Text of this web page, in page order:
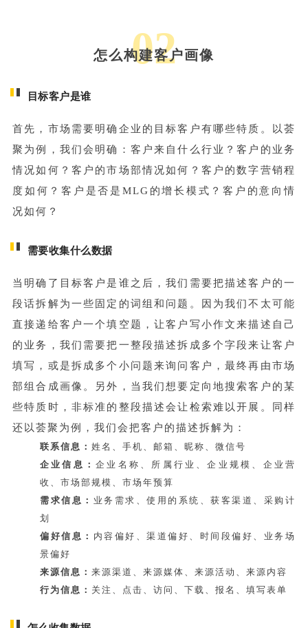
02
怎么构建客户画像
目标客户是谁
首先，市场需要明确企业的目标客户有哪些特质。以荟
聚为例，我们会明确：客户来自什么行业？客户的业务
情况如何？客户的市场部情况如何？客户的数字营销程
度如何？客户是否是MLG的增长模式？客户的意向情
况如何？
需要收集什么数据
当明确了目标客户是谁之后，我们需要把描述客户的一
段话拆解为一些固定的词组和问题。因为我们不太可能
直接递给客户一个填空题，让客户写小作文来描述自己
的业务，我们需要把一整段描述拆成多个字段来让客户
填写，或是拆成多个小问题来询问客户，最终再由市场
部组合成画像。另外，当我们想要定向地搜索客户的某
些特质时，非标准的整段描述会让检索难以开展。同样
还以荟聚为例，我们会把客户的描述拆解为：
联系信息： 姓名、手机、邮箱、昵称、微信号
企业信息：企业名称、所属行业、企业规模、企业营
收、市场部规模、市场年预算
需求信息： 业务需求、使用的系统、获客渠道、采购计
划
偏好信息： 内容偏好、渠道偏好、时间段偏好、业务场
景偏好
来源信息： 来源渠道、来源媒体、来源活动、来源内容
行为信息： 关注、点击、访问、下载、报名、填写表单